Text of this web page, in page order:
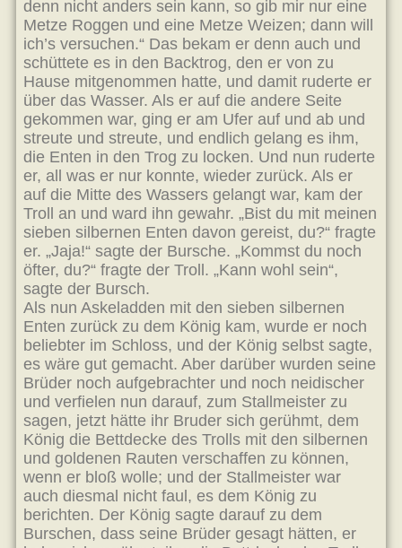
denn nicht anders sein kann, so gib mir nur eine
Metze Roggen und eine Metze Weizen; dann will
ich’s versuchen.“ Das bekam er denn auch und
schüttete es in den Backtrog, den er von zu
Hause mitgenommen hatte, und damit ruderte er
über das Wasser. Als er auf die andere Seite
gekommen war, ging er am Ufer auf und ab und
streute und streute, und endlich gelang es ihm,
die Enten in den Trog zu locken. Und nun ruderte
er, all was er nur konnte, wieder zurück. Als er
auf die Mitte des Wassers gelangt war, kam der
Troll an und ward ihn gewahr. „Bist du mit meinen
sieben silbernen Enten davon gereist, du?“ fragte
er. „Jaja!“ sagte der Bursche. „Kommst du noch
öfter, du?“ fragte der Troll. „Kann wohl sein“,
sagte der Bursch.
Als nun Askeladden mit den sieben silbernen
Enten zurück zu dem König kam, wurde er noch
beliebter im Schloss, und der König selbst sagte,
es wäre gut gemacht. Aber darüber wurden seine
Brüder noch aufgebrachter und noch neidischer
und verfielen nun darauf, zum Stallmeister zu
sagen, jetzt hätte ihr Bruder sich gerühmt, dem
König die Bettdecke des Trolls mit den silbernen
und goldenen Rauten verschaffen zu können,
wenn er bloß wolle; und der Stallmeister war
auch diesmal nicht faul, es dem König zu
berichten. Der König sagte darauf zu dem
Burschen, dass seine Brüder gesagt hätten, er